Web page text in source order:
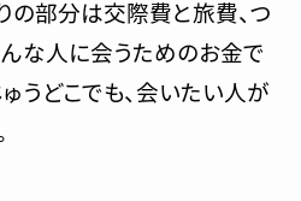
の部分は交際費と旅費、つ
な人に会うためのお金で
うどこでも、会いたい人が